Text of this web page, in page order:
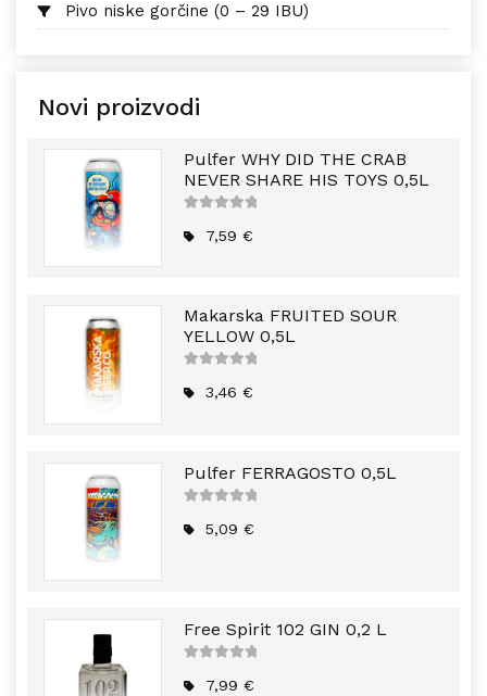
Pivo niske gorčine (0 – 29 IBU)
Novi proizvodi
Pulfer WHY DID THE CRAB
NEVER SHARE HIS TOYS 0,5L
5
7,59€
Makarska FRUITED SOUR
YELLOW 0,5L
5
3,46€
Pulfer FERRAGOSTO 0,5L
5
5,09€
Free Spirit 102 GIN 0,2 L
5
7,99€